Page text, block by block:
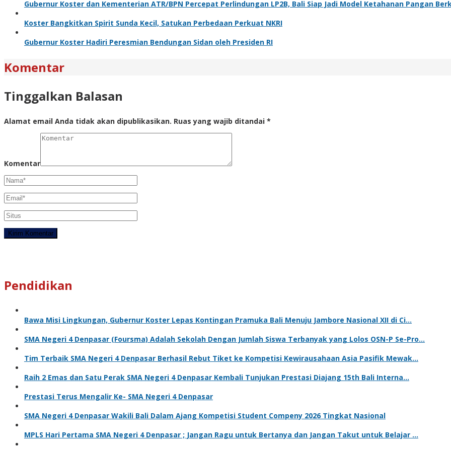
Gubernur Koster dan Kementerian ATR/BPN Percepat Perlindungan LP2B, Bali Siap Jadi Model Ketahanan Pangan
Koster Bangkitkan Spirit Sunda Kecil, Satukan Perbedaan Perkuat NKRI
Gubernur Koster Hadiri Peresmian Bendungan Sidan oleh Presiden RI
Komentar
Tinggalkan Balasan
Alamat email Anda tidak akan dipublikasikan. Ruas yang wajib ditandai *
Komentar
Pendidikan
Bawa Misi Lingkungan, Gubernur Koster Lepas Kontingan Pramuka Bali Menuju Jambore Nasional XII di Ci…
SMA Negeri 4 Denpasar (Foursma) Adalah Sekolah Dengan Jumlah Siswa Terbanyak yang Lolos OSN-P Se-Pro…
Tim Terbaik SMA Negeri 4 Denpasar Berhasil Rebut Tiket ke Kompetisi Kewirausahaan Asia Pasifik Mewak…
Raih 2 Emas dan Satu Perak SMA Negeri 4 Denpasar Kembali Tunjukan Prestasi Diajang 15th Bali Interna…
Prestasi Terus Mengalir Ke- SMA Negeri 4 Denpasar
SMA Negeri 4 Denpasar Wakili Bali Dalam Ajang Kompetisi Student Compeny 2026 Tingkat Nasional
MPLS Hari Pertama SMA Negeri 4 Denpasar ; Jangan Ragu untuk Bertanya dan Jangan Takut untuk Belajar …